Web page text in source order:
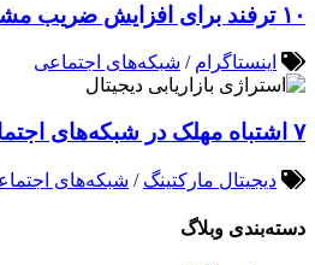
۱۰ ترفند برای افزایش ضریب مشارکت در اینستاگرام
اینستاگرام / شبکه‌های اجتماعی
۷ اشتباه مهلک در شبکه‌های اجتماعی
دیجیتال مارکتینگ / شبکه‌های
دسته‌بندی وبلاگ